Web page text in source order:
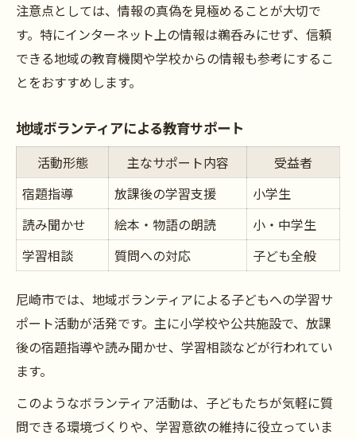
注意点としては、情報の真偽を見極めることが大切で
す。特にインターネット上の情報は鵜呑みにせず、信頼
できる地域の教育機関や学校からの情報も参考にするこ
とをおすすめします。
地域ボランティアによる教育サポート
活動形態 主なサポート内容
受益者
宿題指導
放課後の学習支援
小学生
読み聞かせ
絵本・物語の朗読
小・中学生
学習相談
質問への対応 子ども全般
尼崎市では、地域ボランティアによる子どもへの学習サ
ポート活動が活発です。主に小学校や公共施設で、放課
後の宿題指導や読み聞かせ、学習相談などが行われてい
ます。
このようなボランティア活動は、子どもたちが気軽に質
問できる環境づくりや、学習意欲の維持に役立っていま